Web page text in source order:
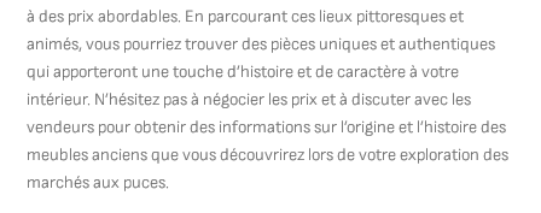
à des prix abordables. En parcourant ces lieux pittoresques et
animés, vous pourriez trouver des pièces uniques et authentiques
qui apporteront une touche d’histoire et de caractère à votre
intérieur. N’hésitez pas à négocier les prix et à discuter avec les
vendeurs pour obtenir des informations sur l’origine et l’histoire des
meubles anciens que vous découvrirez lors de votre exploration des
marchés aux puces.